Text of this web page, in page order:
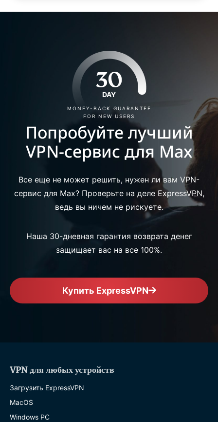
30
DAY
MONEY-BACK GUARANTEE
FOR NEW USERS
Попробуйте лучший
VPN-сервис для Max
Все еще не может решить, нужен ли вам VPN-
сервис для Max? Проверьте на деле ExpressVPN,
ведь вы ничем не рискуете.
Наша 30-дневная гарантия возврата денег
защищает вас на все 100%.
Купить ExpressVPN
VPN для любых устройств
Загрузить ExpressVPN
MacOS
Windows PC